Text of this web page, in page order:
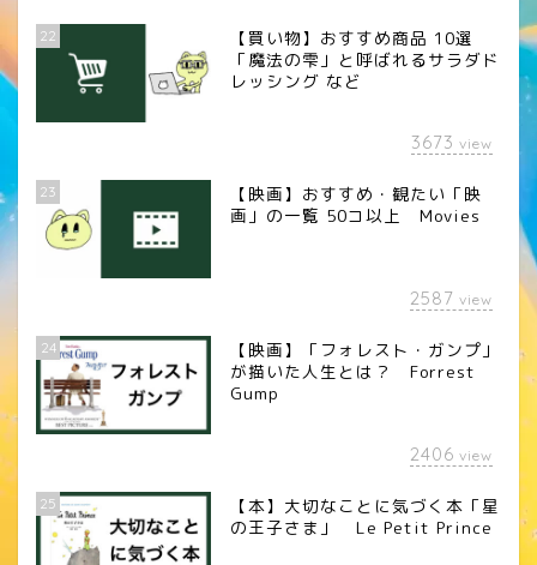
22
【買い物】おすすめ商品 10選
「魔法の雫」と呼ばれるサラダド
レッシング など
3673 view
23
【映画】おすすめ・観たい「映
画」の一覧 50コ以上 Movies
2587 view
24
【映画】「フォレスト・ガンプ」
が描いた人生とは？ Forrest
Gump
2406 view
25
【本】大切なことに気づく本「星
の王子さま」 Le Petit Prince